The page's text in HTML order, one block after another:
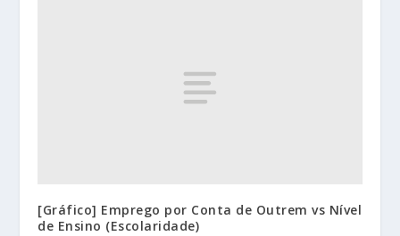
[Gráfico] Emprego por Conta de Outrem vs Nível
de Ensino (Escolaridade)